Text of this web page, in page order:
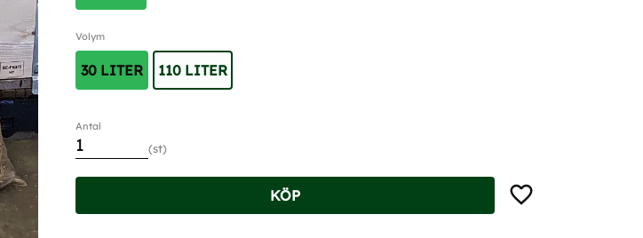
Volym
30 LITER 110 LITER
Antal
st
KÖP Lägg till i favoriter